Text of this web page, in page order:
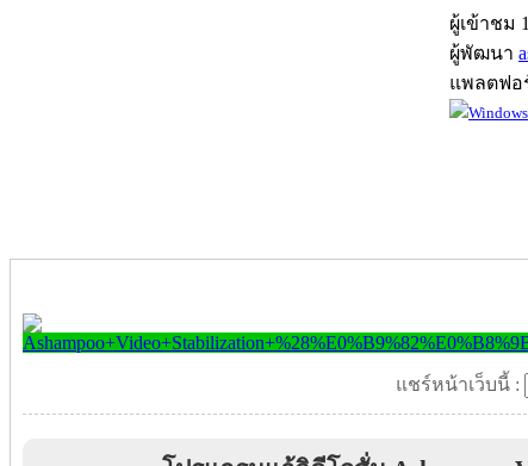
ผู้เข้าชม
ผู้พัฒนา
แพลตฟอ
แชร์หน้าเว็บนี้ :